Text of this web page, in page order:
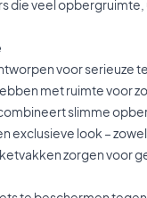
die veel
voor serieuze
met ruimte voor
slimme
look – zowel
zorgen voor